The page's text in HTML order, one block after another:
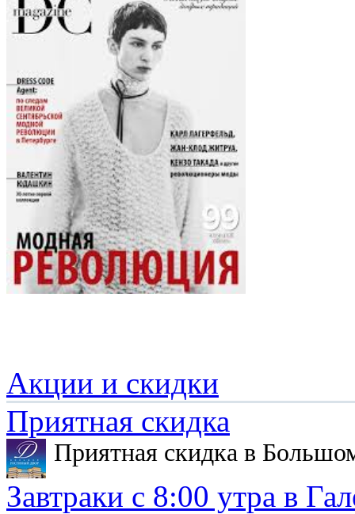
Акции и скидки
Приятная скидка
Приятная скидка в
Завтраки с 8:00 утра в